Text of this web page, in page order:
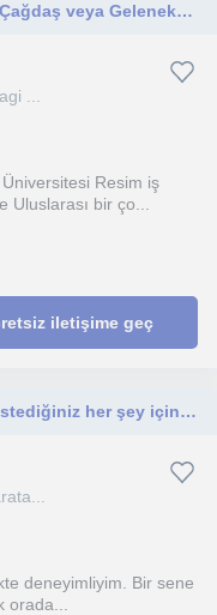
Her yaş için Sanat Eğitimi veriyorum.Çağdaş veya Geleneksel sanat.Workshop,özel ders,okul
...
Resim iş
bir ço...
iletişime geç
Görsel sanatlar hakkında öğrenmek istediğiniz her şey için ben buradayım
deneyimliyim. Bir sene